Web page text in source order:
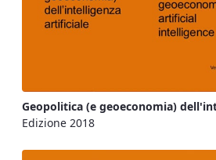
Geopolitica (e geoeconomia)
Edizione 2018